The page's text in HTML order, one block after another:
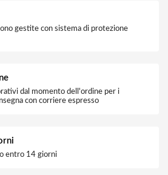
gestite con sistema di protezione
dal momento dell'ordine per i
con corriere espresso
entro 14 giorni